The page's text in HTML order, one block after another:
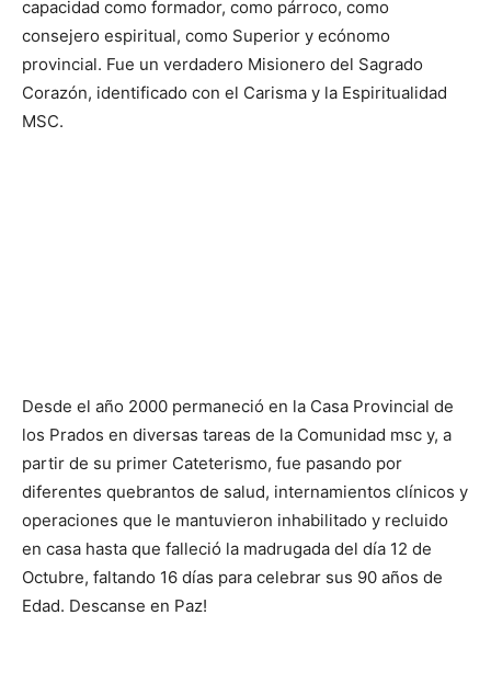
capacidad como formador, como párroco, como
consejero espiritual, como Superior y ecónomo
provincial. Fue un verdadero Misionero del Sagrado
Corazón, identificado con el Carisma y la Espiritualidad
MSC.
Desde el año 2000 permaneció en la Casa Provincial de
los Prados en diversas tareas de la Comunidad msc y, a
partir de su primer Cateterismo, fue pasando por
diferentes quebrantos de salud, internamientos clínicos y
operaciones que le mantuvieron inhabilitado y recluido
en casa hasta que falleció la madrugada del día 12 de
Octubre, faltando 16 días para celebrar sus 90 años de
Edad. Descanse en Paz!